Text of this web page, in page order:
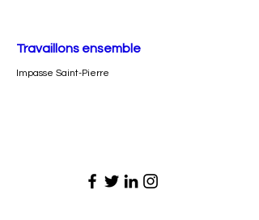
Travaillons ensemble
Impasse Saint-Pierre